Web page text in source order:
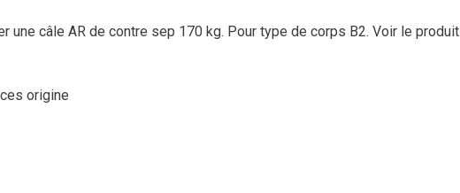
une câle AR de contre sep 170 kg. Pour type de corps B2. Voir le produit
origine